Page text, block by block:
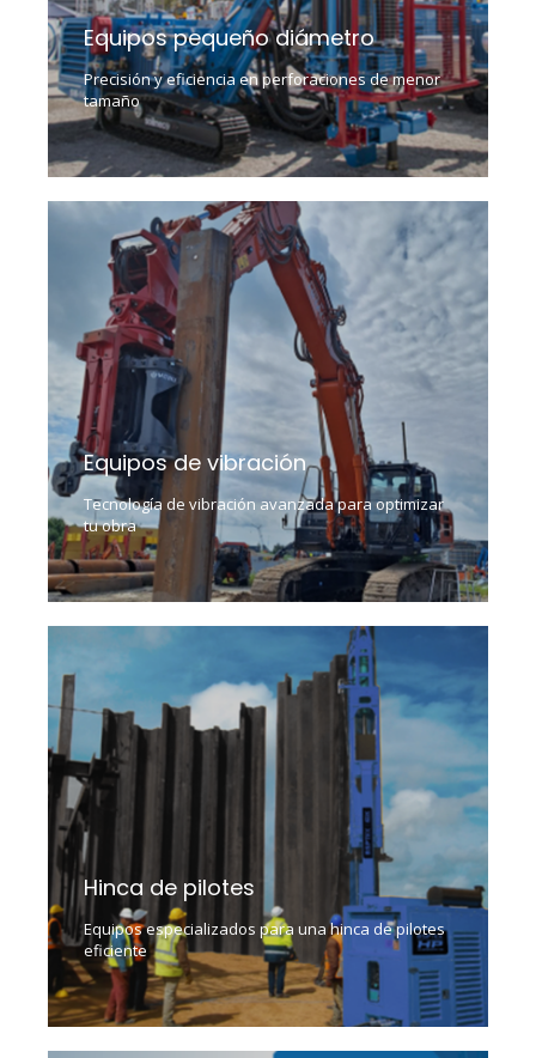
Equipos pequeño diámetro
Precisión y eficiencia en perforaciones de menor
tamaño
Equipos de vibración
Tecnología de vibración avanzada para optimizar
tu obra
Hinca de pilotes
Equipos especializados para una hinca de pilotes
eficiente